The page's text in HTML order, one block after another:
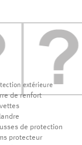
extérieure
de renfort
de protection
protecteur